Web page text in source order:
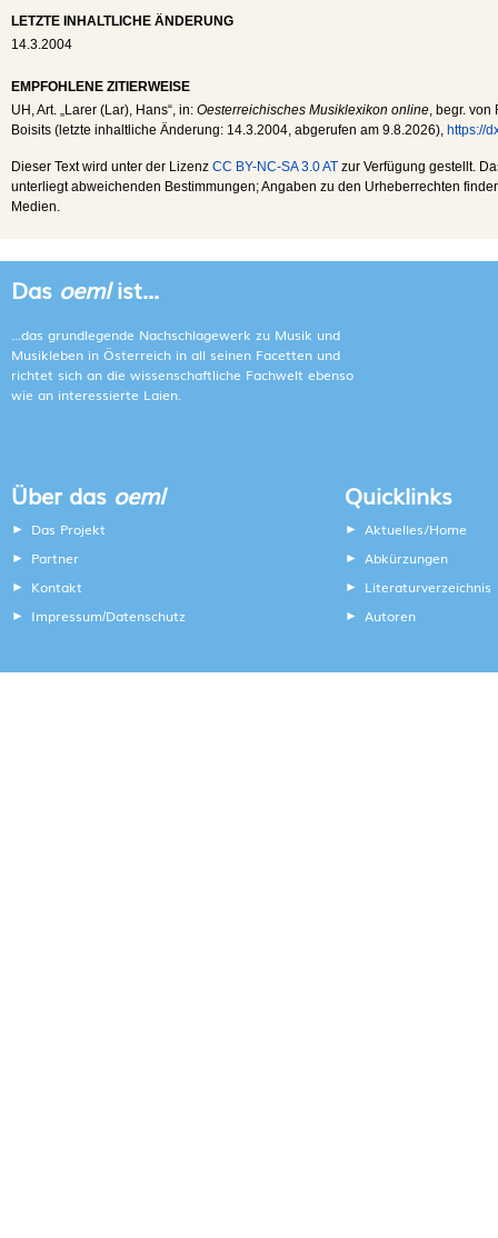
LETZTE INHALTLICHE ÄNDERUNG
14.3.2004
EMPFOHLENE ZITIERWEISE
UH , Art. „Larer (Lar), Hans“, in: Oesterreichisches Musiklexikon online , begr.
Boisits (letzte inhaltliche Änderung: 14.3.2004 , abgerufen am 9.8.2026), https://
Dieser Text wird unter der Lizenz CC BY-NC-SA 3.0 AT zur Verfügung gestellt.
unterliegt abweichenden Bestimmungen; Angaben zu den Urheberrechten
Medien.
Das oemlist...
...das grundlegende Nachschlagewerk zu Musik und
Musikleben in Österreich in all seinen Facetten und
richtet sich an die wissenschaftliche Fachwelt ebenso
wie an interessierte Laien.
Über das oeml
Das Projekt
Partner
Kontakt
Impressum/Datenschutz
Quicklinks
Aktuelles/Home
Abkürzungen
Literaturverzeichnis
Autoren